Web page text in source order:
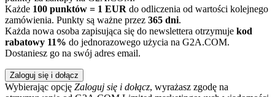
Każde 100 punktów = 1 EUR do odliczenia od wartości kolejnego
zamówienia. Punkty są ważne przez 365 dni.
Każda nowa osoba zapisująca się do newslettera otrzymuje kod
rabatowy 11% do jednorazowego użycia na G2A.COM.
Dostaniesz go na swój adres email.
Zaloguj się i dołącz
Wybierając opcję Zaloguj się i dołącz, wyrażasz zgodę na